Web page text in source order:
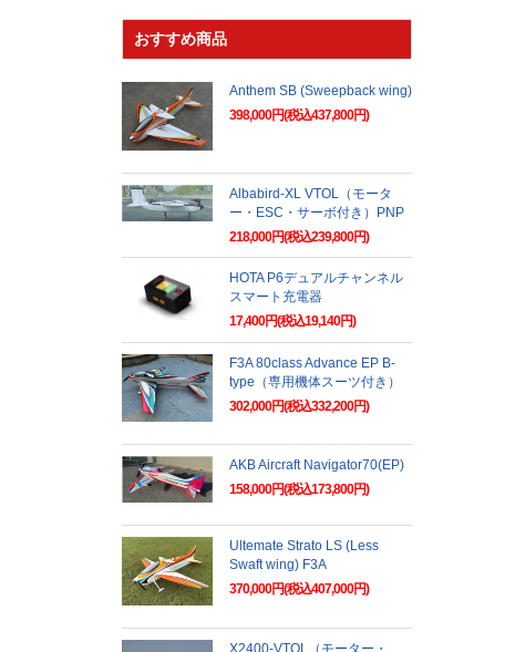
おすすめ商品
Anthem SB (Sweepback wing)
398,000円(税込437,800円)
Albabird-XL VTOL（モータ
ー・ESC・サーボ付き）PNP
218,000円(税込239,800円)
HOTA P6デュアルチャンネル
スマート充電器
17,400円(税込19,140円)
F3A 80class Advance EP B-
type（専用機体スーツ付き）
302,000円(税込332,200円)
AKB Aircraft Navigator70(EP)
158,000円(税込173,800円)
Ultemate Strato LS (Less
Swaft wing) F3A
370,000円(税込407,000円)
X2400-VTOL（モーター・